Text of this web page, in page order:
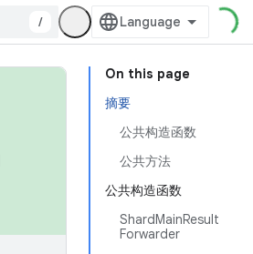
/
On this page
摘要
公共构造函数
公共方法
公共构造函数
ShardMainResult
Forwarder